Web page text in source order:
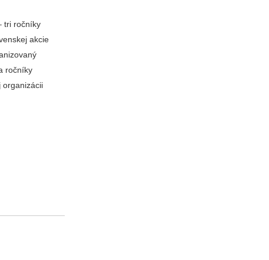
tri ročníky
akcie
ročníky
organizácii